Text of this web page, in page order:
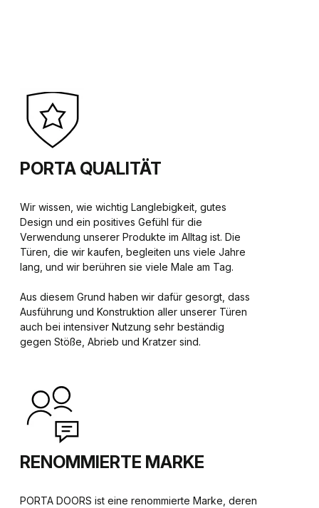
PORTA QUALITÄT
Wir wissen, wie wichtig Langlebigkeit, gutes
Design und ein positives Gefühl für die
Verwendung unserer Produkte im Alltag ist. Die
Türen, die wir kaufen, begleiten uns viele Jahre
lang, und wir berühren sie viele Male am Tag.
Aus diesem Grund haben wir dafür gesorgt, dass
Ausführung und Konstruktion aller unserer Türen
auch bei intensiver Nutzung sehr beständig
gegen Stöße, Abrieb und Kratzer sind.
RENOMMIERTE MARKE
PORTA DOORS ist eine renommierte Marke, deren